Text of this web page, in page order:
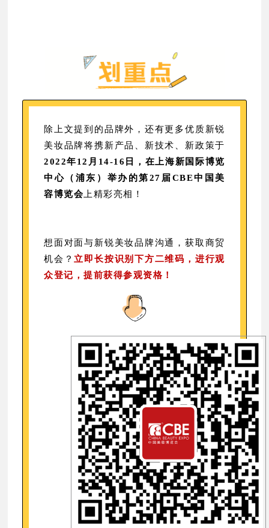
除上文提到的品牌外，还有更多优质新锐
美妆品牌将携新产品、新技术、新政策于
2022年12月14-16日，在上海新国际博览
中心（浦东）举办的第27届CBE中国美
容博览会上精彩亮相！
想面对面与新锐美妆品牌沟通，获取商贸
机会？立即长按识别下方二维码，进行观
众登记，提前获得参观资格！